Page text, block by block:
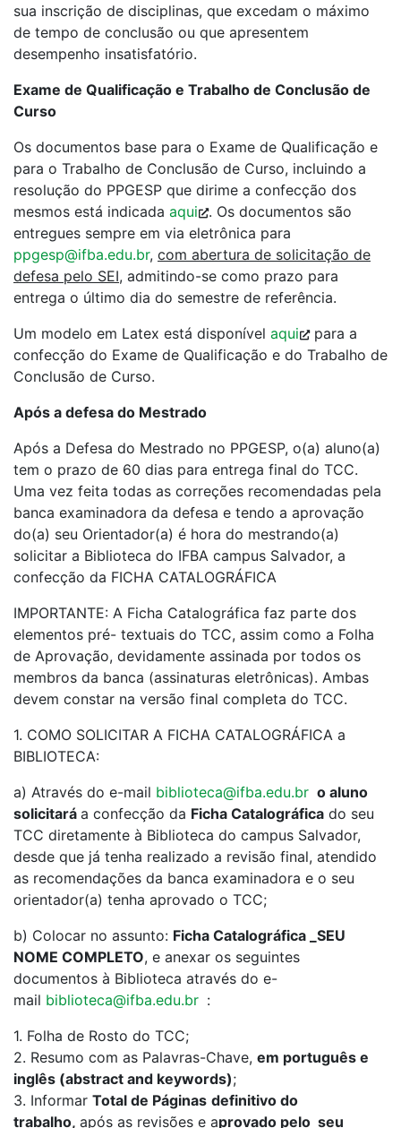
sua inscrição de disciplinas, que excedam o máximo
de tempo de conclusão ou que apresentem
desempenho insatisfatório.
Exame de Qualificação e Trabalho de Conclusão de
Curso
Os documentos base para o Exame de Qualificação e
para o Trabalho de Conclusão de Curso, incluindo a
resolução do PPGESP que dirime a confecção dos
mesmos está indicada aqui
. Os documentos são
entregues sempre em via eletrônica para
ppgesp@ifba.edu.br, com abertura de solicitação de
defesa pelo SEI, admitindo-se como prazo para
entrega o último dia do semestre de referência.
Um modelo em Latex está disponível aqui
para a
confecção do Exame de Qualificação e do Trabalho de
Conclusão de Curso.
Após a defesa do Mestrado
Após a Defesa do Mestrado no PPGESP, o(a) aluno(a)
tem o prazo de 60 dias para entrega final do TCC.
Uma vez feita todas as correções recomendadas pela
banca examinadora da defesa e tendo a aprovação
do(a) seu Orientador(a) é hora do mestrando(a)
solicitar a Biblioteca do IFBA campus Salvador, a
confecção da FICHA CATALOGRÁFICA
IMPORTANTE: A Ficha Catalográfica faz parte dos
elementos pré- textuais do TCC, assim como a Folha
de Aprovação, devidamente assinada por todos os
membros da banca (assinaturas eletrônicas). Ambas
devem constar na versão final completa do TCC.
1. COMO SOLICITAR A FICHA CATALOGRÁFICA a
BIBLIOTECA:
a) Através do e-mail biblioteca@ifba.edu.br o aluno
solicitará a confecção da Ficha Catalográfica do seu
TCC diretamente à Biblioteca do campus Salvador,
desde que já tenha realizado a revisão final, atendido
as recomendações da banca examinadora e o seu
orientador(a) tenha aprovado o TCC;
b) Colocar no assunto: Ficha Catalográfica _SEU
NOME COMPLETO, e anexar os seguintes
documentos à Biblioteca através do e-
mail biblioteca@ifba.edu.br :
1. Folha de Rosto do TCC;
2. Resumo com as Palavras-Chave, em português e
inglês (abstract and keywords);
3. Informar Total de Páginas definitivo do
trabalho, após as revisões e aprovado pelo seu